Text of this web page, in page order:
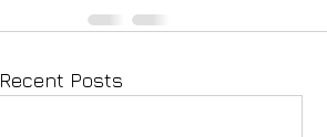
Recent Posts